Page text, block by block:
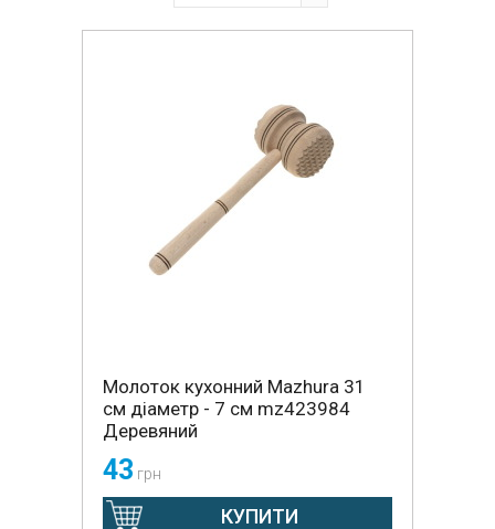
Молоток кухонний Mazhura 31
см діаметр - 7 см mz423984
Деревяний
43 грн
КУПИТИ